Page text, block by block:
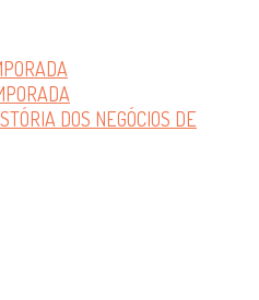
DOS NEGÓCIOS DE